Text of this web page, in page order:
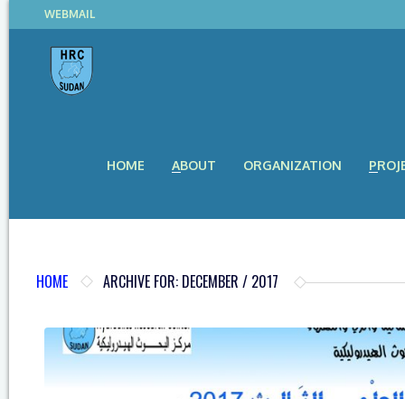
WEBMAIL
HOME ABOUT ORGANIZATION
HOME ARCHIVE FOR: DECEMBER / 2017